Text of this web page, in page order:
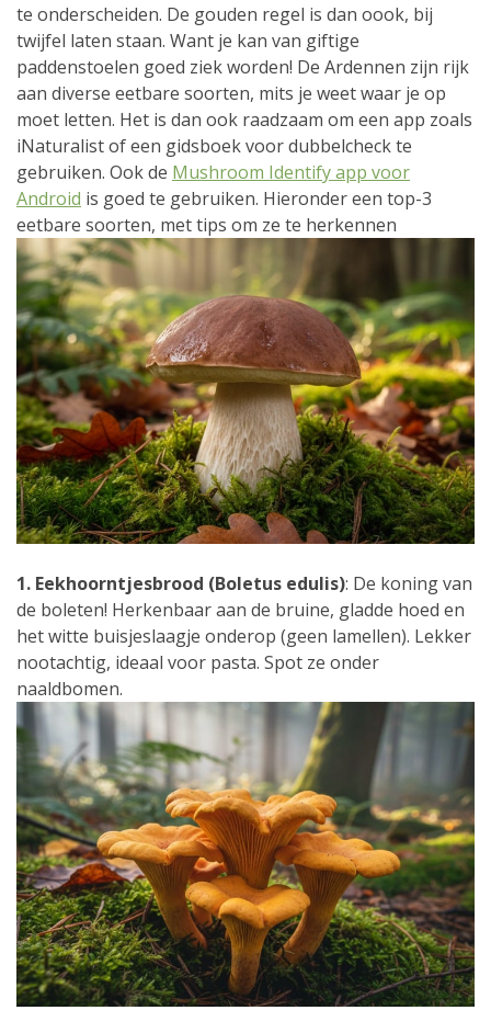
te onderscheiden. De gouden regel is dan oook, bij
twijfel laten staan. Want je kan van giftige
paddenstoelen goed ziek worden! De Ardennen zijn rijk
aan diverse eetbare soorten, mits je weet waar je op
moet letten. Het is dan ook raadzaam om een app zoals
iNaturalist of een gidsboek voor dubbelcheck te
gebruiken. Ook de Mushroom Identify app voor
Android is goed te gebruiken. Hieronder een top-3
eetbare soorten, met tips om ze te herkennen
1. Eekhoorntjesbrood (Boletus edulis): De koning van
de boleten! Herkenbaar aan de bruine, gladde hoed en
het witte buisjeslaagje onderop (geen lamellen). Lekker
nootachtig, ideaal voor pasta. Spot ze onder
naaldbomen.